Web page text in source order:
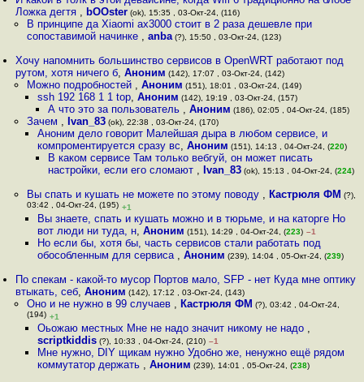
Ложка дегтя , bOOster (ok), 15:35 , 03-Окт-24, (116)
В принципе да Xiaomi ax3000 стоит в 2 раза дешевле при
сопоставимой начинке , anba(?), 15:50 , 03-Окт-24, (123)
Хочу напомнить большинство сервисов в OpenWRT работают под
рутом, хотя ничего б,Аноним (142), 17:07 , 03-Окт-24, (142)
Можно подробностей , Аноним (151), 18:01 , 03-Окт-24, (149)
ssh 192 168 1 1 top, Аноним (142), 19:19 , 03-Окт-24, (157)
А что это за пользователь ,Аноним (186), 02:05 , 04-Окт-24, (185)
Зачем , Ivan_83(ok), 22:38 , 03-Окт-24, (170)
Аноним дело говорит Малейшая дыра в любом сервисе, и
компроментируется сразу вс, Аноним (151), 14:13 , 04-Окт-24, (220)
В каком сервисе Там только вебгуй, он может писать
настройки, если его сломают , Ivan_83 (ok), 15:13 , 04-Окт-24, (224)
Вы спать и кушать не можете по этому поводу , Кастрюля ФМ (?),
03:42 , 04-Окт-24, (195) +1
Вы знаете, спать и кушать можно и в тюрьме, и на каторге Но
вот люди ни туда, н, Аноним (151), 14:29 , 04-Окт-24, (223) –1
Но если бы, хотя бы, часть сервисов стали работать под
обособленным для сервиса , Аноним (239), 14:04 , 05-Окт-24, (239)
По спекам - какой-то мусор Портов мало, SFP - нет Куда мне оптику
втыкать, себ,Аноним (142), 17:12 , 03-Окт-24, (143)
Оно и не нужно в 99 случаев , Кастрюля ФМ (?), 03:42 , 04-Окт-24,
(194) +1
Оьожаю местных Мне не надо значит никому не надо ,
scriptkiddis(?), 10:33 , 04-Окт-24, (210) –1
Мне нужно, DIY щикам нужно Удобно же, ненужно ещё рядом
коммутатор держать , Аноним (239), 14:01 , 05-Окт-24, (238)